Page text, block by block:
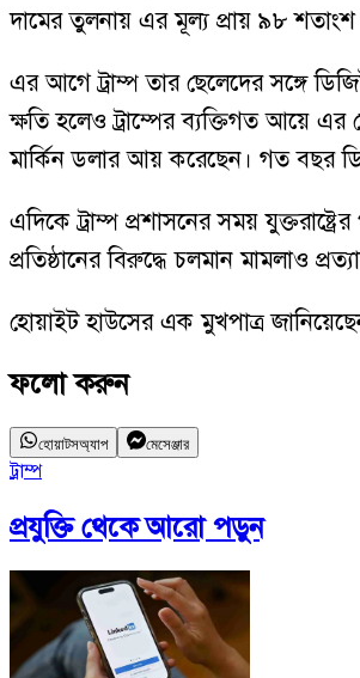
দামের তুলনায় এর মূল্য প্রায় ৯৮
এর আগে ট্রাম্প তার ছেলেদের সঙ্গে
ক্ষতি হলেও ট্রাম্পের ব্যক্তিগত আয়ে
মার্কিন ডলার আয় করেছেন। গত বছর
এদিকে ট্রাম্প প্রশাসনের সময়
প্রতিষ্ঠানের বিরুদ্ধে চলমান মামলাও
হোয়াইট হাউসের এক মুখপাত্র
ফলো করুন
হোয়াটসঅ্যাপ মেসেঞ্জার
ট্রাম্প
প্রযুক্তিথেকে আরো পড়ুন